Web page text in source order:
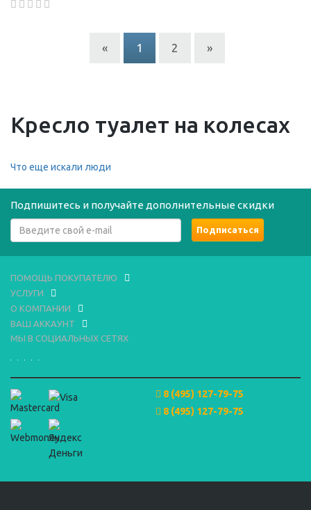
« 1 2 »
Кресло туалет на колесах
Что еще искали люди
Подпишитесь и получайте дополнительные скидки
ПОМОЩЬ ПОКУПАТЕЛЮ
УСЛУГИ
О КОМПАНИИ
ВАШ АККАУНТ
МЫ В СОЦИАЛЬНЫХ СЕТЯХ
8 (495) 127-79-75
8 (495) 127-79-75